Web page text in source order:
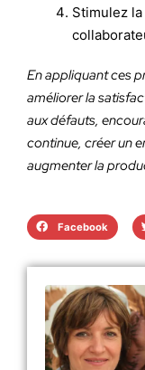
Stimulez
En appliquant ces
améliorer la
aux défauts,
continue, créer un
augmenter la
Facebook